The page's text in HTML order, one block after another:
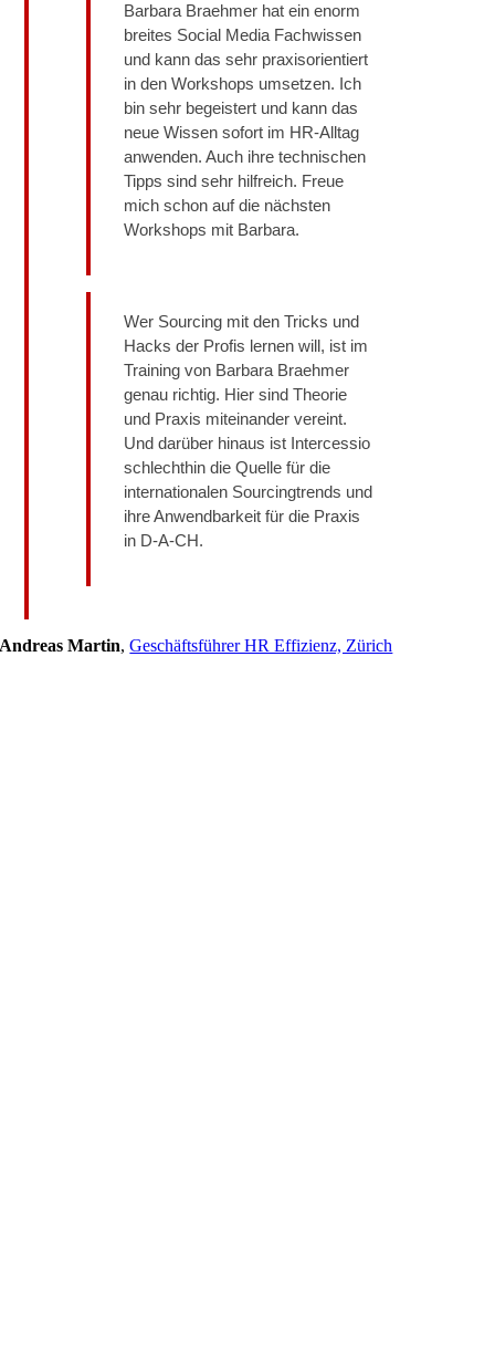
Barbara Braehmer hat ein enorm
breites Social Media Fachwissen
und kann das sehr praxisorientiert
in den Workshops umsetzen. Ich
bin sehr begeistert und kann das
neue Wissen sofort im HR-Alltag
anwenden. Auch ihre technischen
Tipps sind sehr hilfreich. Freue
mich schon auf die nächsten
Workshops mit Barbara.
Wer Sourcing mit den Tricks und
Hacks der Profis lernen will, ist im
Training von Barbara Braehmer
genau richtig. Hier sind Theorie
und Praxis miteinander vereint.
Und darüber hinaus ist Intercessio
schlechthin die Quelle für die
internationalen Sourcingtrends und
ihre Anwendbarkeit für die Praxis
in D-A-CH.
Andreas Martin,Geschäftsführer HR Effizienz, Zürich